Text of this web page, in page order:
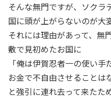
そんな無門ですが、ソクラ
国に頭が上がらないのが大
それには理由があって、無
敷で見初めたお国に
「俺は伊賀忍者一の使い
お金で不自由させることは
と強引に連れ去って来たた